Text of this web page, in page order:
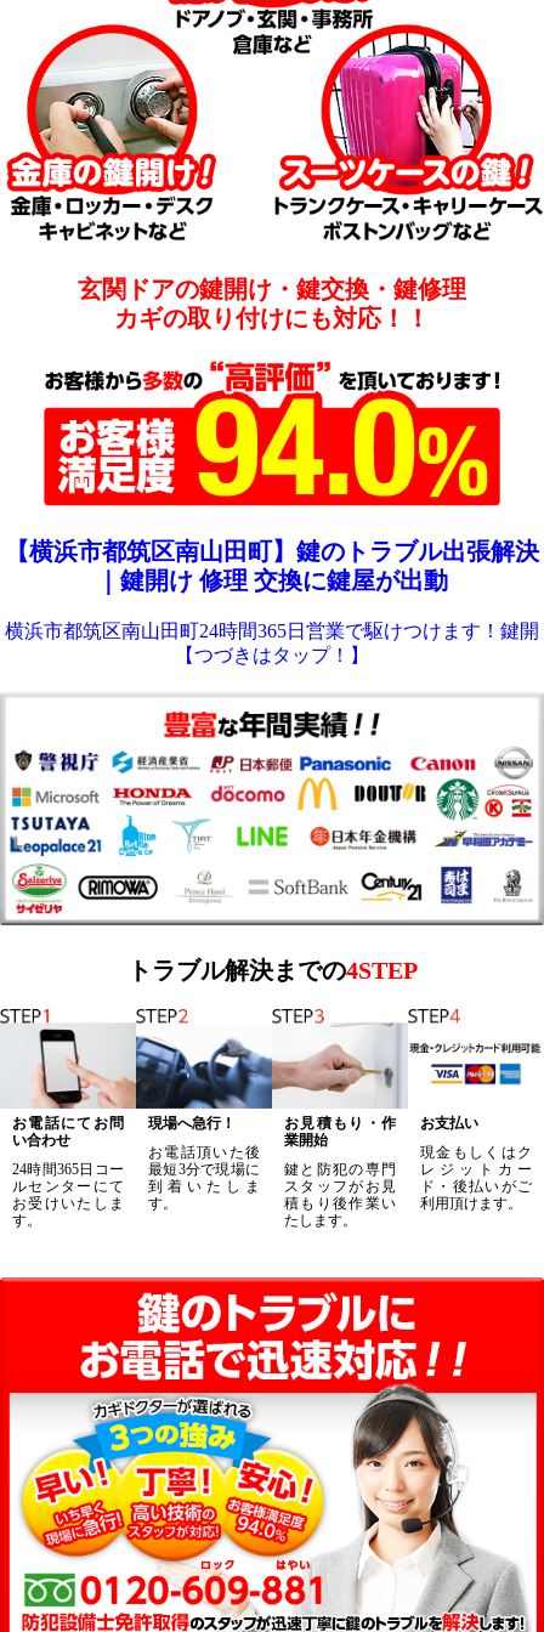
玄関ドアの鍵開け・鍵交換・鍵修理
カギの取り付けにも対応！！
【横浜市都筑区南山田町】鍵のトラブル出張解決
｜鍵開け 修理 交換に鍵屋が出動
横浜市都筑区南山田町24時間365日営業で駆けつけます！鍵開
【つづきはタップ！】
トラブル解決までの4STEP
お電話にてお問
い合わせ
24時間365日コー
ルセンターにて
お受けいたしま
す。
現場へ急行！
お電話頂いた後
最短3分で現場に
到着いたしま
す。
お見積もり・作
業開始
鍵と防犯の専門
スタッフがお見
積もり後作業い
たします。
お支払い
現金もしくはク
レジットカー
ド・後払いがご
利用頂けます。